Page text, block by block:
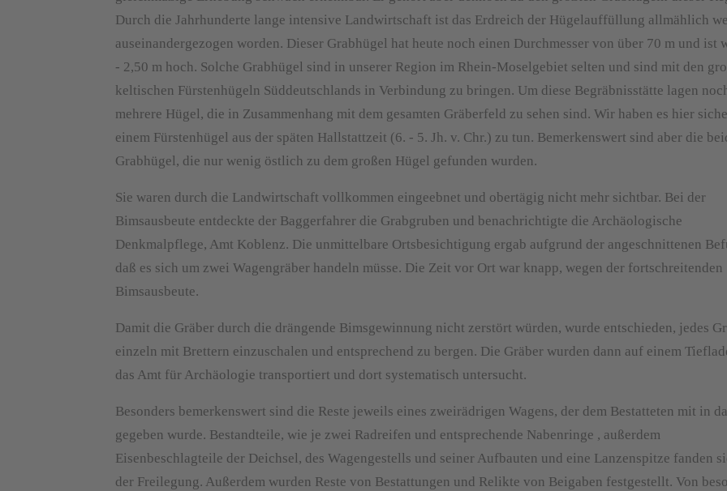
Durch die Jahrhunderte lange intensive Landwirtschaft ist das Erdreich der Hügelauffüllung allmählich
auseinandergezogen worden. Dieser Grabhügel hat heute noch einen Durchmesser von über 70 m und ist
- 2,50 m hoch. Solche Grabhügel sind in unserer Region im Rhein-Moselgebiet selten und sind mit den
keltischen Fürstenhügeln Süddeutschlands in Verbindung zu bringen. Um diese Begräbnisstätte lagen
mehrere Hügel, die in Zusammenhang mit dem gesamten Gräberfeld zu sehen sind. Wir haben es hier
einem Fürstenhügel aus der späten Hallstattzeit (6. - 5. Jh. v. Chr.) zu tun. Bemerkenswert sind aber die
Grabhügel, die nur wenig östlich zu dem großen Hügel gefunden wurden.
Sie waren durch die Landwirtschaft vollkommen eingeebnet und obertägig nicht mehr sichtbar. Bei der
Bimsausbeute entdeckte der Baggerfahrer die Grabgruben und benachrichtigte die Archäologische
Denkmalpflege, Amt Koblenz. Die unmittelbare Ortsbesichtigung ergab aufgrund der angeschnittenen
daß es sich um zwei Wagengräber handeln müsse. Die Zeit vor Ort war knapp, wegen der fortschreitenden
Bimsausbeute.
Damit die Gräber durch die drängende Bimsgewinnung nicht zerstört würden, wurde entschieden, jedes
einzeln mit Brettern einzuschalen und entsprechend zu bergen. Die Gräber wurden dann auf einem
das Amt für Archäologie transportiert und dort systematisch untersucht.
Besonders bemerkenswert sind die Reste jeweils eines zweirädrigen Wagens, der dem Bestatteten mit in
gegeben wurde. Bestandteile, wie je zwei Radreifen und entsprechende Nabenringe , außerdem
Eisenbeschlagteile der Deichsel, des Wagengestells und seiner Aufbauten und eine Lanzenspitze fanden
der Freilegung. Außerdem wurden Reste von Bestattungen und Relikte von Beigaben festgestellt. Von